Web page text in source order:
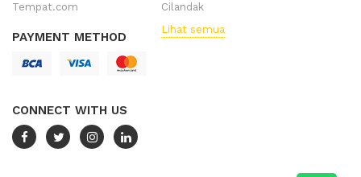
Tempat.com
PAYMENT METHOD
CONNECT WITH US
Cilandak
Lihat semua